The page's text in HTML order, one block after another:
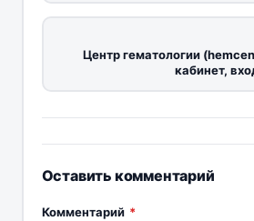
Центр гематологии
кабинет,
Оставить комментарий
Комментарий *